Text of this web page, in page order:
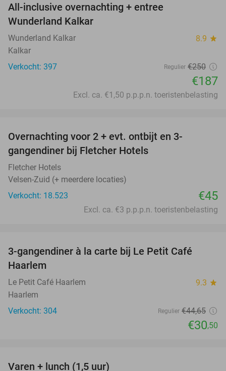
All-inclusive overnachting + entree
Wunderland Kalkar
Wunderland Kalkar 8.9 star
Kalkar
Verkocht: 397
Regulier €250
€187
Excl. ca. €1,50 p.p.p.n. toeristenbelasting
Overnachting voor 2 + evt. ontbijt en 3-
gangendiner bij Fletcher Hotels
Fletcher Hotels
Velsen-Zuid (+ meerdere locaties)
Verkocht: 18.523
€45
Excl. ca. €3 p.p.p.n. toeristenbelasting
3-gangendiner à la carte bij Le Petit Café
Haarlem
Le Petit Café Haarlem 9.3 star
Haarlem
Verkocht: 304
Regulier €44,65
€30,50
Varen + lunch (1,5 uur)